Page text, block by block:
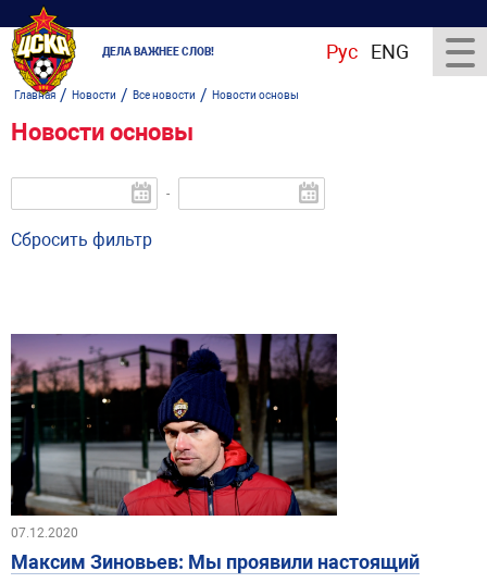
ДЕЛА ВАЖНЕЕ СЛОВ! Рус ENG
Главная/ Новости / Все новости / Новости основы
Новости основы
-
Сбросить фильтр
07.12.2020
Максим Зиновьев: Мы проявили настоящий